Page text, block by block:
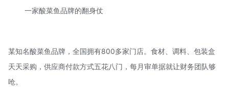
一家酸菜鱼品牌的翻身仗
某知名酸菜鱼品牌，全国拥有800多家门店。食材、调料、包装盒
天天采购，供应商付款方式五花八门，每月审单据就让财务团队够
呛。